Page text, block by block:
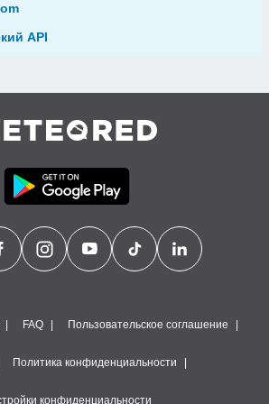
API
FAQ Пользовательское соглашение
Политика конфиденциальности
конфиденциальности